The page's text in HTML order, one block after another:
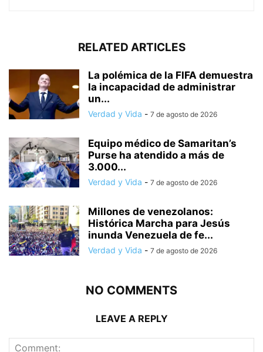
RELATED ARTICLES
La polémica de la FIFA demuestra
la incapacidad de administrar
un...
Verdad y Vida - 7 de agosto de 2026
Equipo médico de Samaritan’s
Purse ha atendido a más de
3.000...
Verdad y Vida - 7 de agosto de 2026
Millones de venezolanos:
Histórica Marcha para Jesús
inunda Venezuela de fe...
Verdad y Vida - 7 de agosto de 2026
NO COMMENTS
LEAVE A REPLY